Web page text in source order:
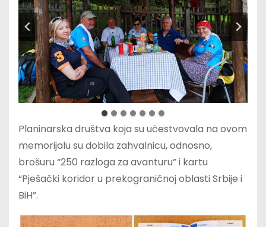
Planinarska društva koja su učestvovala na ovom
memorijalu su dobila zahvalnicu, odnosno,
brošuru “250 razloga za avanturu” i kartu
“Pješački koridor u prekograničnoj oblasti Srbije i
BiH”.